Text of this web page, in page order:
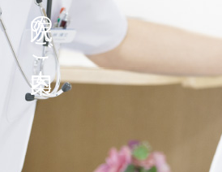
入院のご案内